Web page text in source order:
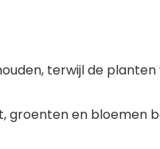
terwijl de
en bloemen